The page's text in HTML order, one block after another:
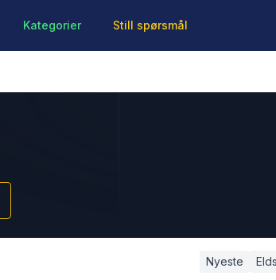
Kategorier Still spørsmål
Nyeste